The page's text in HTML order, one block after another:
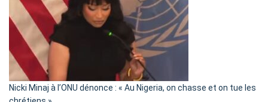
« Zemmour
a
tout
parle
Nicki Minaj à l’ONU dénonce : « Au Nigeria, on chasse et on tue les